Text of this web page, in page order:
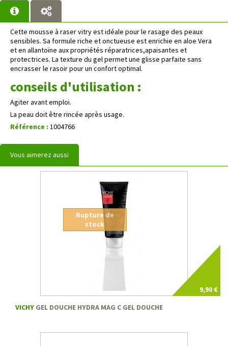
Cette mousse à raser vitry est idéale pour le rasage des peaux
sensibles. Sa formule riche et onctueuse est enrichie en aloe Vera
et en allantoïne aux propriétés réparatrices,apaisantes et
protectrices. La texture du gel permet une glisse parfaite sans
encrasser le rasoir pour un confort optimal.
conseils d'utilisation :
Agiter avant emploi.
La peau doit être rincée après usage.
Référence : 1004766
Vous aimerez aussi
9,90 €
Rupture de
stock
VICHY GEL DOUCHE HYDRA MAG C GEL DOUCHE